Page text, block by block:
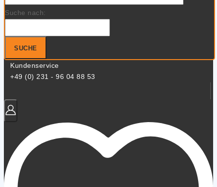
Suche nach:
SUCHE
Kundenservice
+49 (0) 231 - 96 04 88 53